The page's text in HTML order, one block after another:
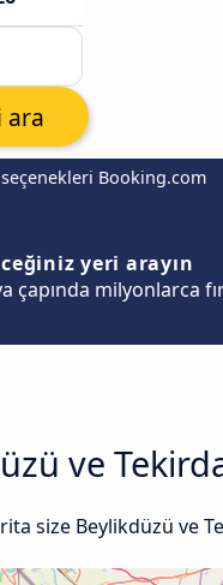
Booking.com
ara
yeri arayın
çapında milyonlarca
ve
size Beylikdüzü ve